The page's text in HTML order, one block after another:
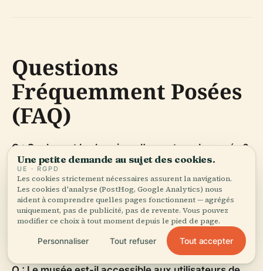
Questions
Fréquemment Posées
(FAQ)
Q : Quels sont les horaires d'ouverture du musée ?
R : Du mardi au dimanche, de 10h00 à 18h00 ;
fermé le lundi.
Q : Combien coûtent les billets ?R : 6–7 € pour les
adultes ; tarifs réduits et gratuité pour les visiteurs
éligibles.
Une petite demande au sujet des cookies.
UE · RGPD
Les cookies strictement nécessaires assurent la navigation.
Les cookies d'analyse (PostHog, Google Analytics) nous
aident à comprendre quelles pages fonctionnent — agrégés
uniquement, pas de publicité, pas de revente. Vous pouvez
modifier ce choix à tout moment depuis le pied de page.
Personnaliser Tout refuser Tout accepter